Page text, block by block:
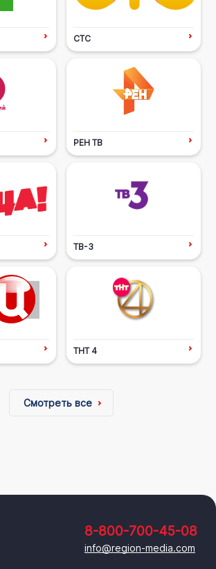
СТС
РЕН ТВ
ТВ-3
ТНТ 4
Смотреть все
8-800-700-45-08
info@region-media.com